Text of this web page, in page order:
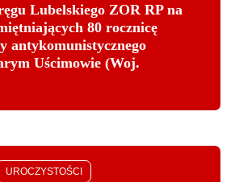
Lubelskiego ZOR RP na
80 rocznicę
antykomunistycznego
Uścimowie (Woj.
UROCZYSTOŚCI